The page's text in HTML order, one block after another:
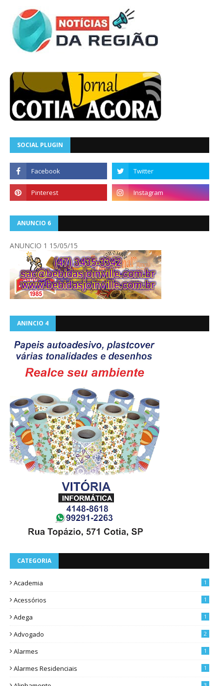
SOCIAL PLUGIN
ANUNCIO 6
ANUNCIO 1 15/05/15
ANINCIO 4
CATEGORIA
Academia 1
Acessórios 1
Adega 1
Advogado 2
Alarmes 1
Alarmes Residenciais 1